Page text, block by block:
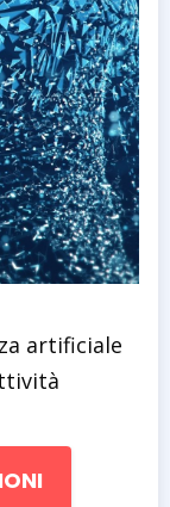
artificiale